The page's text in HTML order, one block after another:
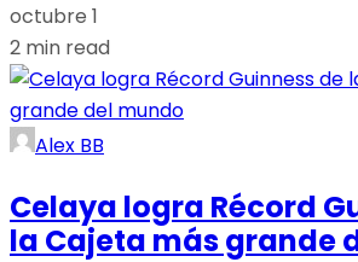
octubre 1
2 min read
Alex BB
Celaya logra Récord
la Cajeta más grande